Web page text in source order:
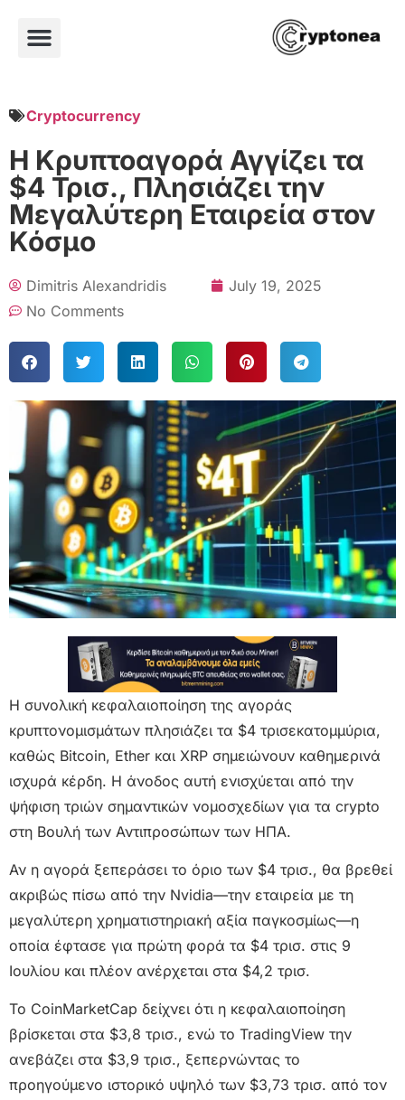
Cryptocurrency
Η Κρυπτοαγορά Αγγίζει τα
$4 Τρισ., Πλησιάζει την
Μεγαλύτερη Εταιρεία στον
Κόσμο
Dimitris Alexandridis
July 19, 2025
No Comments
Η συνολική κεφαλαιοποίηση της αγοράς
κρυπτονομισμάτων πλησιάζει τα $4 τρισεκατομμύρια,
καθώς Bitcoin, Ether και XRP σημειώνουν καθημερινά
ισχυρά κέρδη. Η άνοδος αυτή ενισχύεται από την
ψήφιση τριών σημαντικών νομοσχεδίων για τα crypto
στη Βουλή των Αντιπροσώπων των ΗΠΑ.
Αν η αγορά ξεπεράσει το όριο των $4 τρισ., θα βρεθεί
ακριβώς πίσω από την Nvidia—την εταιρεία με τη
μεγαλύτερη χρηματιστηριακή αξία παγκοσμίως—η
οποία έφτασε για πρώτη φορά τα $4 τρισ. στις 9
Ιουλίου και πλέον ανέρχεται στα $4,2 τρισ.
To CoinMarketCap δείχνει ότι η κεφαλαιοποίηση
βρίσκεται στα $3,8 τρισ., ενώ το TradingView την
ανεβάζει στα $3,9 τρισ., ξεπερνώντας το
προηγούμενο ιστορικό υψηλό των $3,73 τρισ. από τον